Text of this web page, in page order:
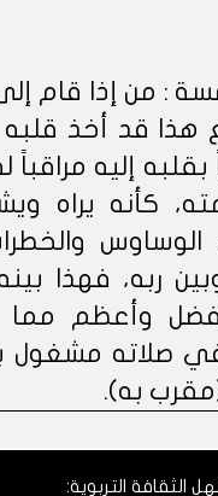
: من إذا قام
هذا قد أخذ
بقلبه إليه مراقباً
كأنه يراه
ربه، فهذا
وأعظم مما
في صلاته مشغول
(مقرب به).
الثقافة التربوية: